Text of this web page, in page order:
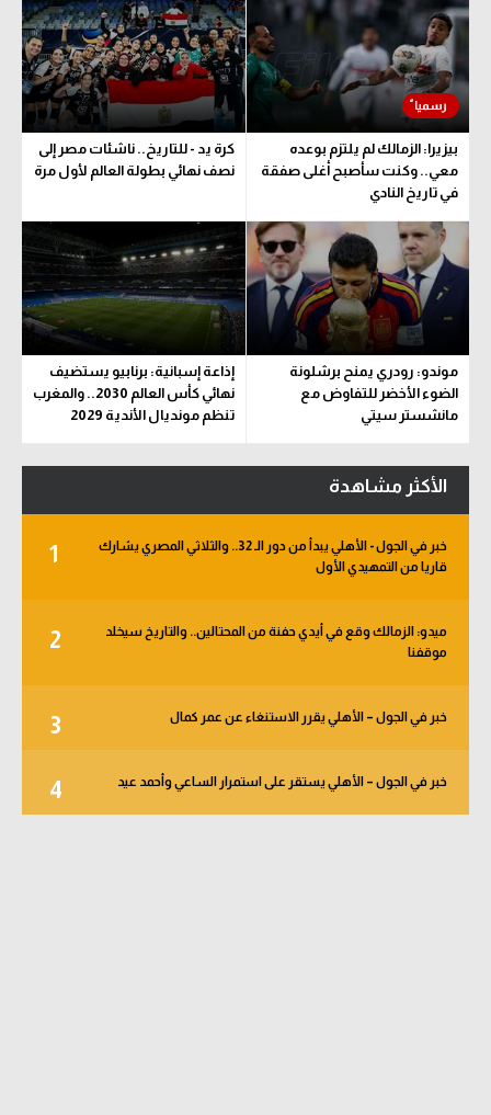
بيزيرا: الزمالك لم يلتزم بوعده
معي.. وكنت سأصبح أغلى صفقة
في تاريخ النادي
كرة يد - للتاريخ.. ناشئات مصر إلى
نصف نهائي بطولة العالم لأول مرة
موندو: رودري يمنح برشلونة
الضوء الأخضر للتفاوض مع
مانشستر سيتي
إذاعة إسبانية: برنابيو يستضيف
نهائي كأس العالم 2030.. والمغرب
تنظم مونديال الأندية 2029
الأكثر مشاهدة
1
خبر في الجول - الأهلي يبدأ من دور الـ 32.. والثلاثي المصري يشارك
قاريا من التمهيدي الأول
2
ميدو: الزمالك وقع في أيدي حفنة من المحتالين.. والتاريخ سيخلد
موقفنا
3 خبر في الجول – الأهلي يقرر الاستنغاء عن عمر كمال
4 خبر في الجول – الأهلي يستقر على استمرار الساعي وأحمد عيد